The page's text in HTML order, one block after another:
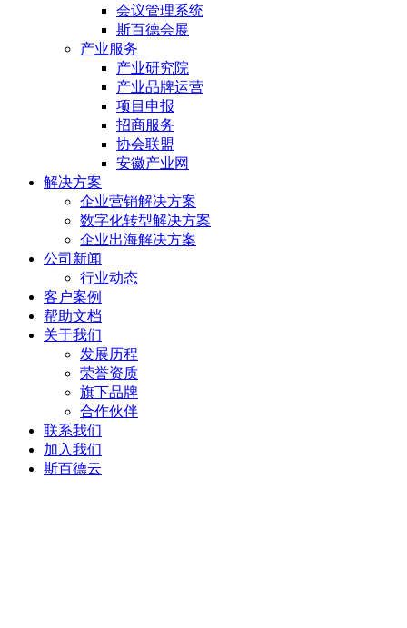
会议管理系统
斯百德会展
产业服务
产业研究院
产业品牌运营
项目申报
招商服务
协会联盟
安徽产业网
解决方案
企业营销解决方案
数字化转型解决方案
企业出海解决方案
公司新闻
行业动态
客户案例
帮助文档
关于我们
发展历程
荣誉资质
旗下品牌
合作伙伴
联系我们
加入我们
斯百德云